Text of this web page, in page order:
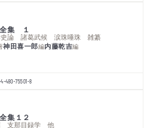
集 １
史論 諸葛武候 涙珠唾珠 雑纂
神田喜一郎編内藤乾吉編
480-75501-8
集１２
支那目録学 他